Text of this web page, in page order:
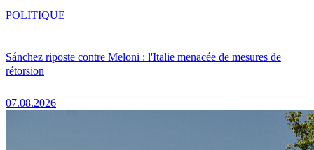
Sánchez riposte contre Meloni : l'Italie menacée de mesures de
rétorsion
07.08.2026
POLITIQUE